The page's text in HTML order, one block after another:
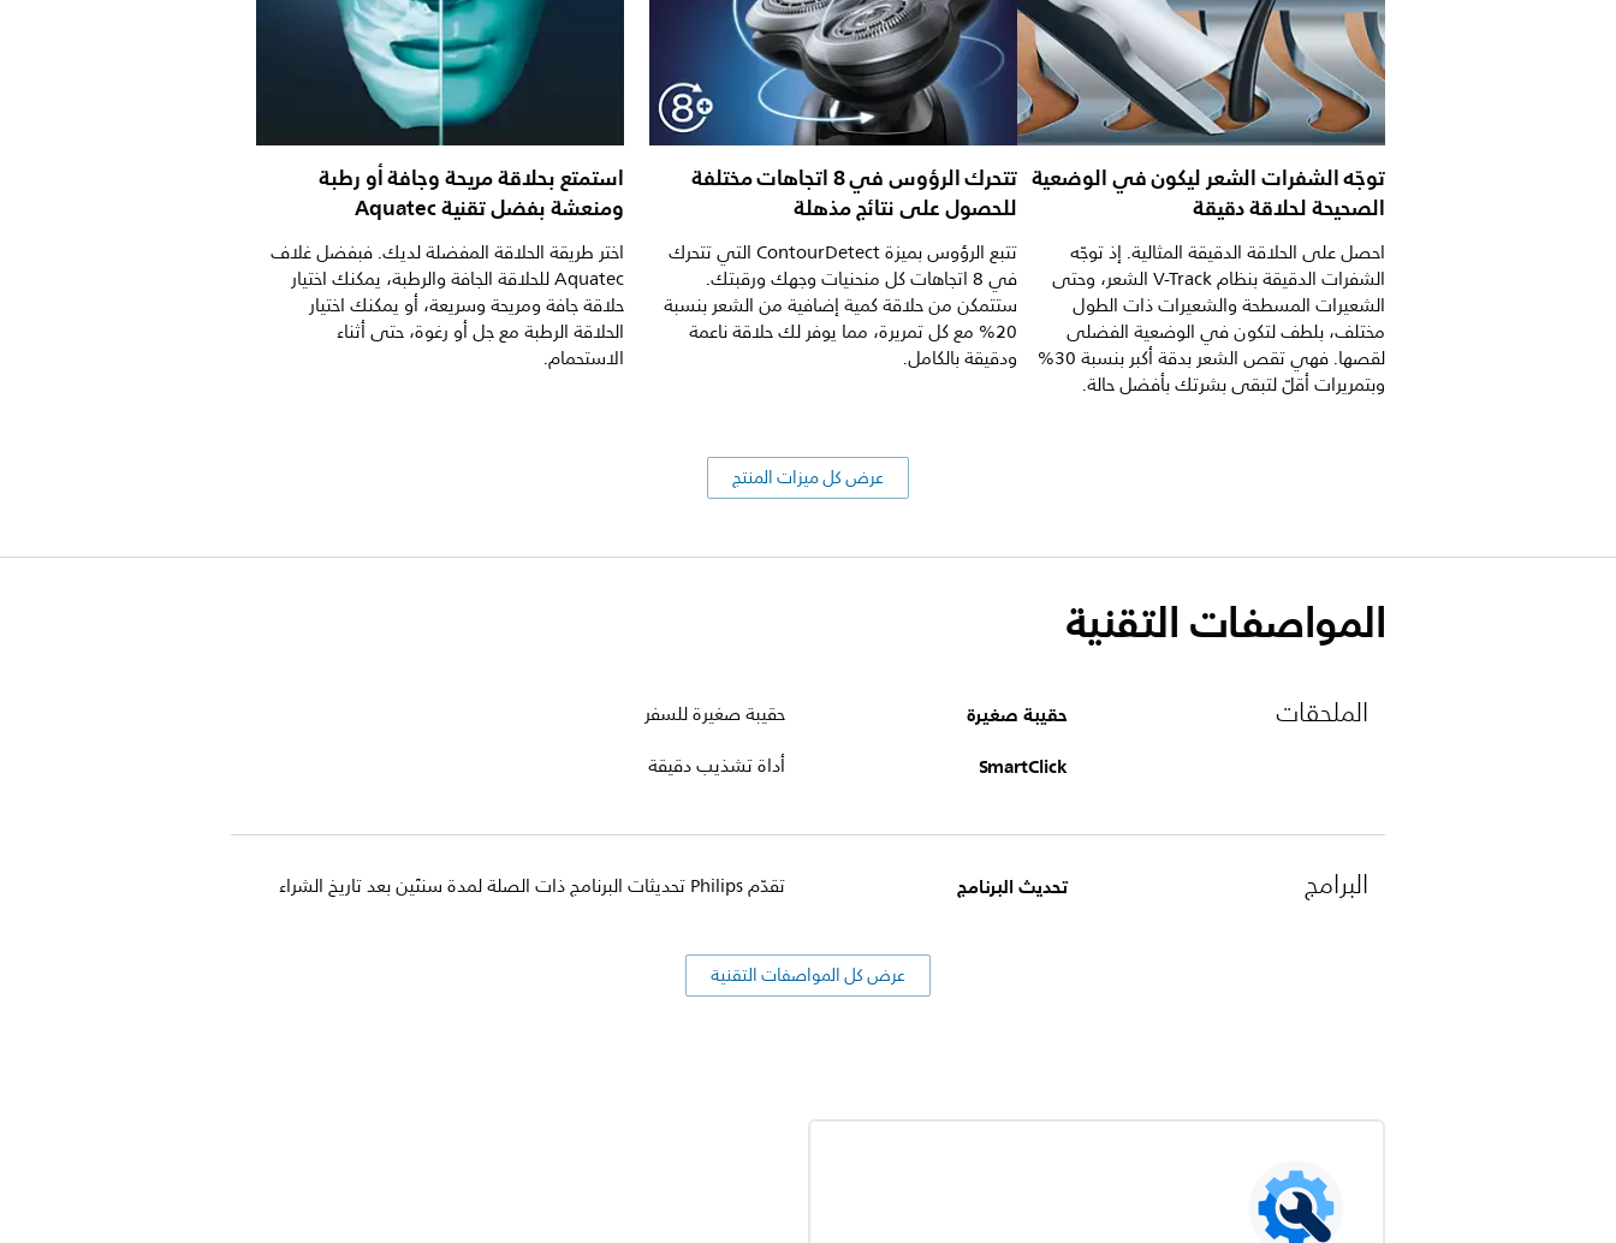
توجّه الشفرات الشعر ليكون في الوضعية
الصحيحة لحلاقة دقيقة
احصل على الحلاقة الدقيقة المثالية. إذ توجّه
الشفرات الدقيقة بنظام V-Track الشعر، وحتى
الشعيرات المسطحة والشعيرات ذات الطول
مختلف، بلطف لتكون في الوضعية الفضلى
لقصها. فهي تقص الشعر بدقة أكبر بنسبة 30%
وبتمريرات أقلّ لتبقى بشرتك بأفضل حالة.
تتحرك الرؤوس في 8 اتجاهات مختلفة
للحصول على نتائج مذهلة
تتبع الرؤوس بميزة ContourDetect التي تتحرك
في 8 اتجاهات كل منحنيات وجهك ورقبتك.
ستتمكن من حلاقة كمية إضافية من الشعر بنسبة
20% مع كل تمريرة، مما يوفر لك حلاقة ناعمة
ودقيقة بالكامل.
استمتع بحلاقة مريحة وجافة أو رطبة
ومنعشة بفضل تقنية Aquatec
اختر طريقة الحلاقة المفضلة لديك. فبفضل غلاف
Aquatec للحلاقة الجافة والرطبة، يمكنك اختيار
حلاقة جافة ومريحة وسريعة، أو يمكنك اختيار
الحلاقة الرطبة مع جل أو رغوة، حتى أثناء
الاستحمام.
عرض كل ميزات المنتج
المواصفات التقنية
الملحقات حقيبة صغيرة حقيبة صغيرة للسفر
SmartClick أداة تشذيب دقيقة
البرامج تحديث البرنامج تقدّم Philips تحديثات البرنامج ذات الصلة لمدة سنتَين بعد تاريخ الشراء
عرض كل المواصفات التقنية